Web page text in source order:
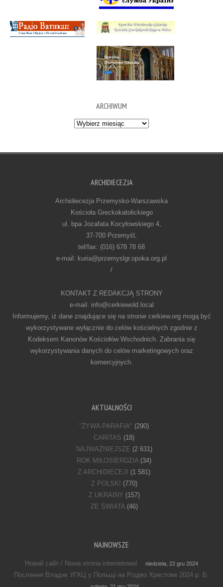
ARCHIWUM
Archiwum
ARCHIDIECEZJA
Archidiecezja Przemysko-Warszawska
Kościoła Greckokatolickiego
ul. bpa Jozafata Kocyłowskiego 4,
37-700 Przemyśl,
tel/fax: (016) 678 78 68
e-mail: kuria@przemyslgr.opoka.org.pl
/
KONTAKT Z REDAKCJĄ STRONY
e-mail: info@cerkiewold.local
Informujemy, iż dane znajdujące się na stronie cerkiew.org mogą być
wykorzystywane wyłącznie do celów kościelnych zgodnie z
Kodeksem Kanonów Kościołów Wschodnich. Zabrania się
wykorzystywania danych do celów marketingowych oraz
komercyjnych.
AKTUALNOŚCI
"ŻYWA PARAFIA" (290)
CARITAS (18)
NAJWAŻNIEJSZE (2 631)
ROK MIŁOSIERDZIA(34)
Z ARCHIDIECEJI
(1 581)
Z POLSKI
(770)
Z UKRAINY (157)
ZE ŚWIATA(46)
NAJNOWSZE
Новий сайт / Nowa strona internetowa! niedziela, 22 gru 2024
Послання Владик УГКЦ у Польщі на Різдво Христове 2024 р. Б.